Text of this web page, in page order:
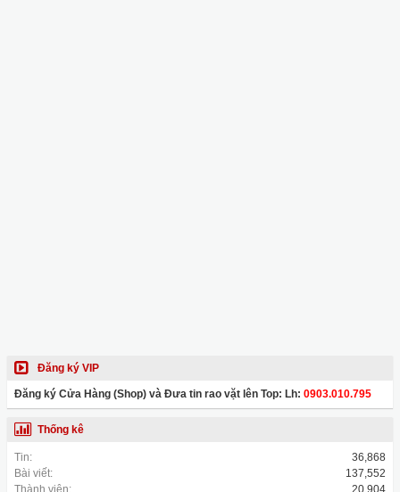
Đăng ký VIP
Đăng ký Cửa Hàng (Shop) và Đưa tin rao vặt lên Top: Lh: 0903.010.795
Thống kê
Tin:
36,868
Bài viết:
137,552
Thành viên:
20,904